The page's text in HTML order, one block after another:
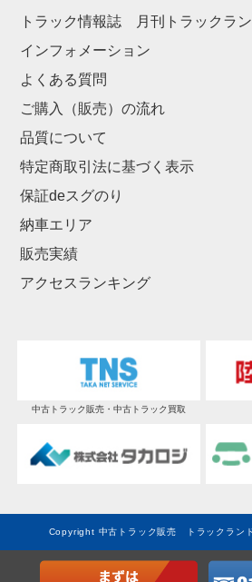
トラック情報誌 月刊トラックラ
インフォメーション
よくある質問
ご購入（販売）の流れ
品質について
特定商取引法に基づく表示
保証deスグのり
納車エリア
販売実績
アクセスランキング
中古トラック販売・中古トラック買取
Copyright 中古トラック販売 トラックラン